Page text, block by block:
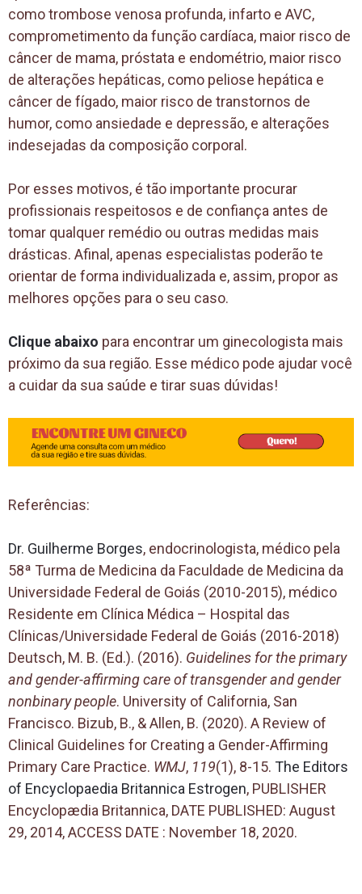
como trombose venosa profunda, infarto e AVC,
comprometimento da função cardíaca, maior risco de
câncer de mama, próstata e endométrio, maior risco
de alterações hepáticas, como peliose hepática e
câncer de fígado, maior risco de transtornos de
humor, como ansiedade e depressão, e alterações
indesejadas da composição corporal.
Por esses motivos, é tão importante procurar
profissionais respeitosos e de confiança antes de
tomar qualquer remédio ou outras medidas mais
drásticas. Afinal, apenas especialistas poderão te
orientar de forma individualizada e, assim, propor as
melhores opções para o seu caso.
Clique abaixo para encontrar um ginecologista mais
próximo da sua região. Esse médico pode ajudar você
a cuidar da sua saúde e tirar suas dúvidas!
Referências:
Dr. Guilherme Borges, endocrinologista, médico pela
58ª Turma de Medicina da Faculdade de Medicina da
Universidade Federal de Goiás (2010-2015), médico
Residente em Clínica Médica – Hospital das
Clínicas/Universidade Federal de Goiás (2016-2018)
Deutsch, M. B. (Ed.). (2016). Guidelines for the primary
and gender-affirming care of transgender and gender
nonbinary people. University of California, San
Francisco. Bizub, B., & Allen, B. (2020). A Review of
Clinical Guidelines for Creating a Gender-Affirming
Primary Care Practice. WMJ, 119(1), 8-15. The Editors
of Encyclopaedia Britannica Estrogen, PUBLISHER
Encyclopædia Britannica, DATE PUBLISHED: August
29, 2014, ACCESS DATE : November 18, 2020.